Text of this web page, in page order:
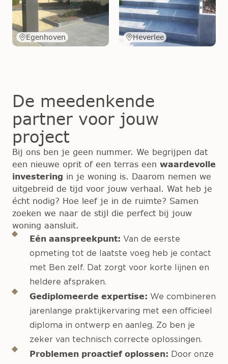
Egenhoven Heverlee
De meedenkende
partner voor jouw
project
Bij ons ben je geen nummer. We begrijpen dat
een nieuwe oprit of een terras een waardevolle
investering in je woning is. Daarom nemen we
uitgebreid de tijd voor jouw verhaal. Wat heb je
écht nodig? Hoe leef je in de ruimte? Samen
zoeken we naar de stijl die perfect bij jouw
woning aansluit.
Eén aanspreekpunt: Van de eerste
opmeting tot de laatste voeg heb je contact
met Ben zelf. Dat zorgt voor korte lijnen en
heldere afspraken.
Gediplomeerde expertise: We combineren
jarenlange praktijkervaring met een officieel
diploma in ontwerp en aanleg. Zo ben je
zeker van technisch correcte oplossingen.
Problemen proactief oplossen: Door onze